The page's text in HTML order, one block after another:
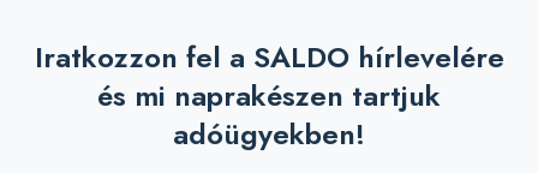
Iratkozzon fel a SALDO hírlevelére
és mi naprakészen tartjuk
adóügyekben!